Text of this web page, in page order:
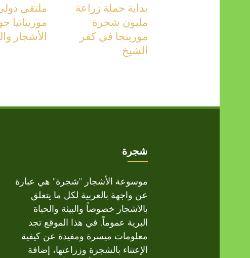
بداية حملة زراعة
مليون شجرة
مورينجا في كفر
الشيخ
ملتقى
موريتانيا
الأشجار
شجرة
موسوعة الأشجار "شجرة" هي عبارة
عن واجهة بالعربية لكل ما يتعلق
بالاشجار خصوصاً والبيئة والحياة
البرية عموماً. في هذا الموقع تجد
معلومات ميسرة ومفيدة عن كيفية
الإعتناء بالشجرة وزراعتها، إضافة